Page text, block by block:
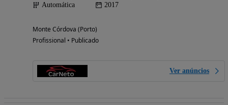
Automática
2017
Monte Córdova (Porto)
Profissional • Publicado
Ver anúncios